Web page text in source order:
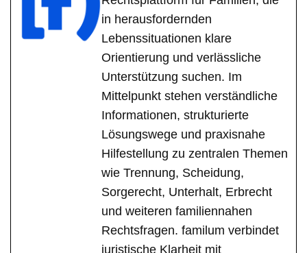
in herausfordernden
Lebenssituationen klare
Orientierung und verlässliche
Unterstützung suchen. Im
Mittelpunkt stehen verständliche
Informationen, strukturierte
Lösungswege und praxisnahe
Hilfestellung zu zentralen Themen
wie Trennung, Scheidung,
Sorgerecht, Unterhalt, Erbrecht
und weiteren familiennahen
Rechtsfragen. familum verbindet
juristische Klarheit mit